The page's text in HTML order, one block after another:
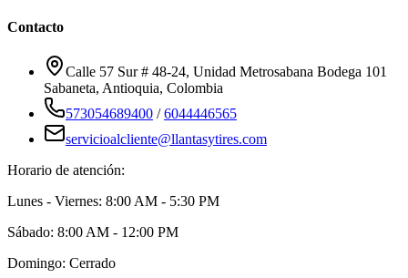
Contacto
Calle 57 Sur # 48-24, Unidad Metrosabana Bodega 101
Sabaneta, Antioquia, Colombia
573054689400 /6044446565
servicioalcliente@llantasytires.com
Horario de atención:
Lunes - Viernes: 8:00 AM - 5:30 PM
Sábado: 8:00 AM - 12:00 PM
Domingo: Cerrado